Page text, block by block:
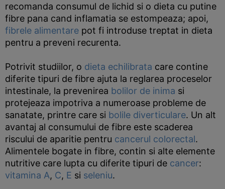
recomanda consumul de lichid si o dieta cu putine
fibre pana cand inflamatia se estompeaza; apoi,
fibrele alimentare pot fi introduse treptat in dieta
pentru a preveni recurenta.
Potrivit studiilor, o dieta echilibrata care contine
diferite tipuri de fibre ajuta la reglarea proceselor
intestinale, la prevenirea bolilor de inima si
protejeaza impotriva a numeroase probleme de
sanatate, printre care si bolile diverticulare. Un alt
avantaj al consumului de fibre este scaderea
riscului de aparitie pentru cancerul colorectal.
Alimentele bogate in fibre, contin si alte elemente
nutritive care lupta cu diferite tipuri de cancer:
vitamina A, C, E si seleniu.